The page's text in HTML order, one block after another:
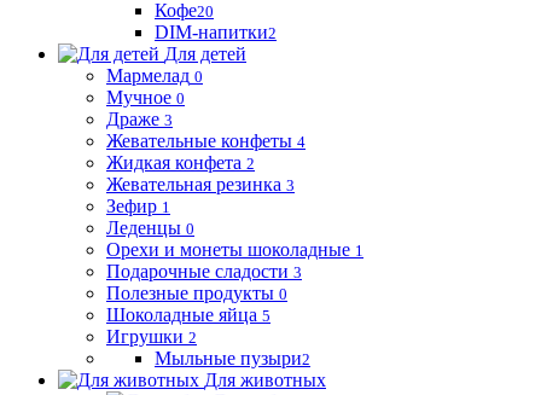
Кофе20
DIM-напитки2
Для детей
Мармелад 0
Мучное 0
Драже 3
Жевательные конфеты 4
Жидкая конфета 2
Жевательная резинка 3
Зефир 1
Леденцы 0
Орехи и монеты шоколадные 1
Подарочные сладости 3
Полезные продукты 0
Шоколадные яйца 5
Игрушки 2
Мыльные пузыри2
Для животных